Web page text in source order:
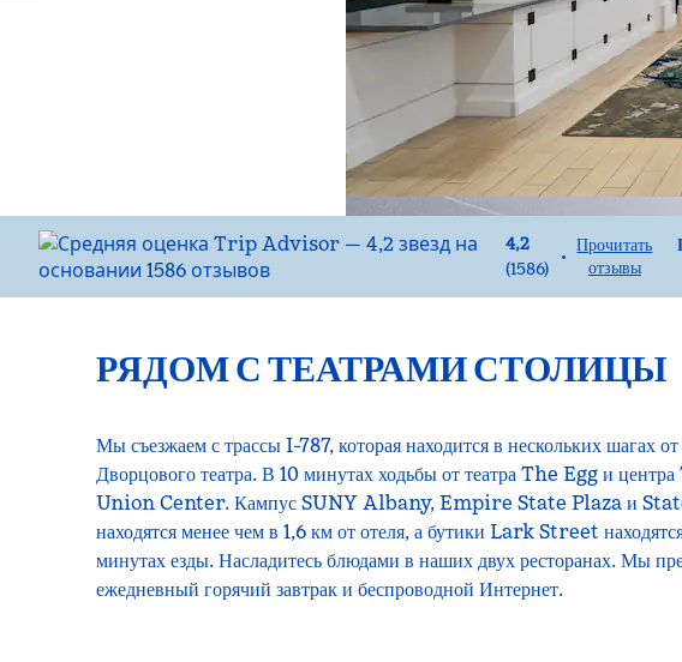
4,2
(1586)
•
Прочитать
отзывы
РЯДОМ С ТЕАТРАМИ СТОЛИЦЫ
Мы съезжаем с трассы I-787, которая находится в нескольких шагах от
Дворцового театра. В 10 минутах ходьбы от театра The Egg и
Union Center. Кампус SUNY Albany, Empire State Plaza и
находятся менее чем в 1,6 км от отеля, а бутики Lark Street
минутах езды. Насладитесь блюдами в наших двух ресторанах. Мы
ежедневный горячий завтрак и беспроводной Интернет.